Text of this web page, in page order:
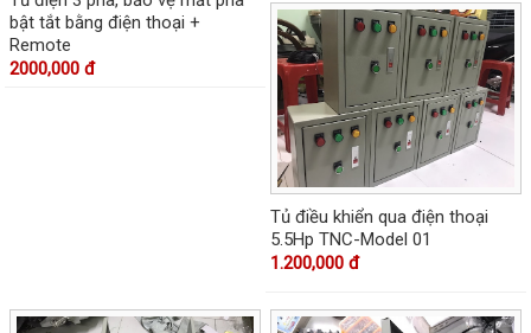
bật tắt bằng điện thoại +
Remote
2000,000 đ
Tủ điều khiển qua điện thoại
5.5Hp TNC-Model 01
1.200,000 đ